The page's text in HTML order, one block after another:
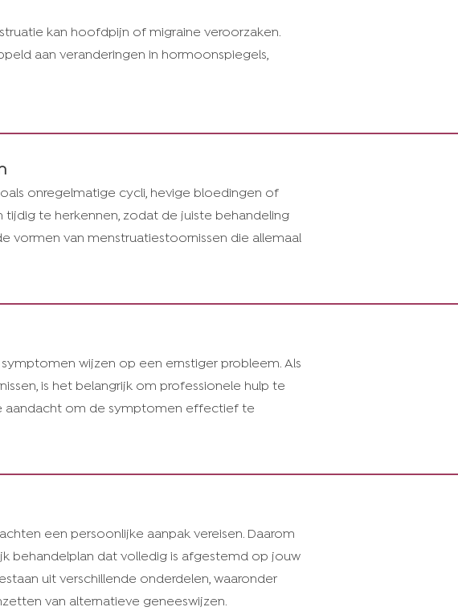
kan hoofdpijn of migraine veroorzaken.
aan veranderingen in hormoonspiegels,
onregelmatige cycli, hevige bloedingen of
te herkennen, zodat de juiste behandeling
vormen van menstruatiestoornissen die allemaal
wijzen op een ernstiger probleem. Als
is het belangrijk om professionele hulp te
aandacht om de symptomen effectief te
een persoonlijke aanpak vereisen. Daarom
behandelplan dat volledig is afgestemd op jouw
uit verschillende onderdelen, waaronder
van alternatieve geneeswijzen.